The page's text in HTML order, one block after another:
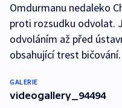
Omdurmanu nedaleko
proti rozsudku odvolat.
odvoláním až před
obsahující trest bičování.
GALERIE
videogallery_94494